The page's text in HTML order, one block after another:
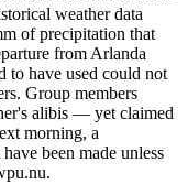
weather data
of precipitation that
from Arlanda
to have used could not
Group members
alibis — yet claimed
morning, a
been made unless